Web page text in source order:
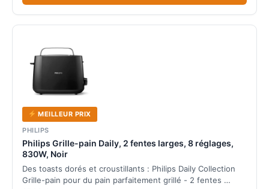
MEILLEUR PRIX
PHILIPS
Philips Grille-pain Daily, 2 fentes larges, 8 réglages,
830W, Noir
Des toasts dorés et croustillants : Philips Daily Collection
Grille-pain pour du pain parfaitement grillé - 2 fentes …